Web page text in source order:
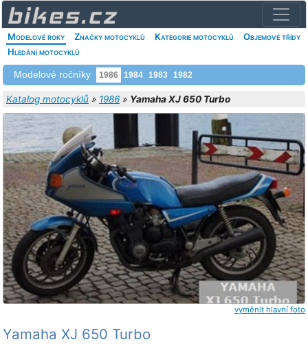
Modelové roky Značky motocyklů Kategorie motocyklů
Objemové třídy
Hledání motocyklů
Modelové ročníky 1986 1984 1983 1982
Katalog motocyklů » 1986 » Yamaha XJ 650 Turbo
vyměnit hlavní foto
Yamaha XJ 650 Turbo